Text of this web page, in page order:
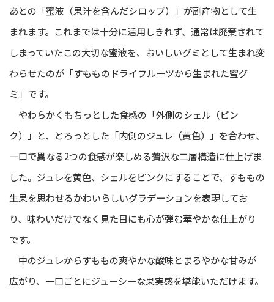
あとの「蜜液（果汁を含んだシロップ）」が副産物として生
まれます。これまでは十分に活用しきれず、通常は廃棄されて
しまっていたこの大切な蜜液を、おいしいグミとして生まれ変
わらせたのが「すもものドライフルーツから生まれた蜜グ
ミ」です。
やわらかくもちっとした食感の「外側のシェル（ピン
ク）」と、とろっとした「内側のジュレ（黄色）」を合わせ、
一口で異なる2つの食感が楽しめる贅沢な二層構造に仕上げま
した。ジュレを黄色、シェルをピンクにすることで、すももの
生果を思わせるかわいらしいグラデーションを表現してお
り、味わいだけでなく見た目にも心が弾む華やかな仕上がり
です。
中のジュレからすももの爽やかな酸味とまろやかな甘みが
広がり、一口ごとにジューシーな果実感を堪能いただけます。